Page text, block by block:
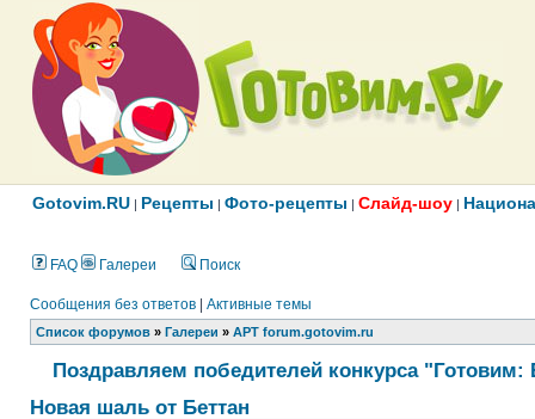
Gotovim.RU | Рецепты | Фото-рецепты | Слайд-шоу |
FAQ Галереи Поиск
Сообщения без ответов Активные темы
Список форумов » Галереи » АРТ forum.gotovim.ru
Поздравляем победителей конкурса
Новая шаль от Беттан